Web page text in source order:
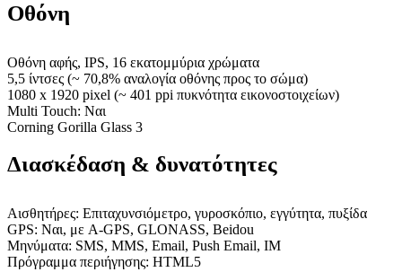
Οθόνη
Οθόνη αφής, IPS, 16 εκατομμύρια χρώματα
5,5 ίντσες (~ 70,8% αναλογία οθόνης προς το σώμα)
1080 x 1920 pixel (~ 401 ppi πυκνότητα εικονοστοιχείων)
Multi Touch: Ναι
Corning Gorilla Glass 3
Διασκέδαση & δυνατότητες
Αισθητήρες: Επιταχυνσιόμετρο, γυροσκόπιο, εγγύτητα, πυξίδα
GPS: Ναι, με A-GPS, GLONASS, Beidou
Μηνύματα: SMS, MMS, Email, Push Email, IM
Πρόγραμμα περιήγησης: HTML5